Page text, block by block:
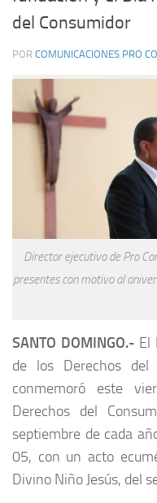
del Consumidor
POR COMUNICACIONES PRO
Director ejecutivo de Pro
presentes con motivo al
SANTO DOMINGO.- El
de los Derechos del
conmemoró este
Derechos del
septiembre de cada
05, con un acto
Divino Niño Jesús, del